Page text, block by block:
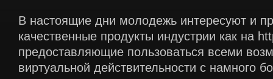
В настоящие дни молодежь интересуют и
качественные продукты индустрии как на
предоставляющие пользоваться всеми
виртуальной действительности с намного